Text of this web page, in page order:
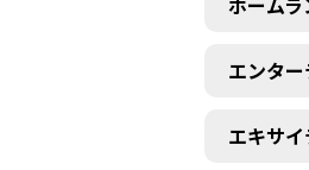
エンタ
エキサ